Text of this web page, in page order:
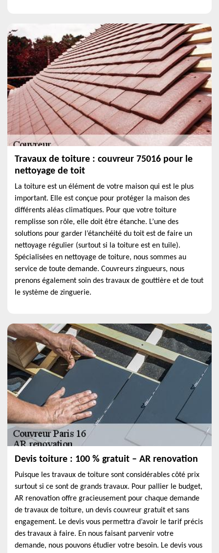
Travaux de toiture : couvreur 75016 pour le
nettoyage de toit
La toiture est un élément de votre maison qui est le plus
important. Elle est conçue pour protéger la maison des
différents aléas climatiques. Pour que votre toiture
remplisse son rôle, elle doit être étanche. L’une des
solutions pour garder l’étanchéité du toit est de faire un
nettoyage régulier (surtout si la toiture est en tuile).
Spécialisées en nettoyage de toiture, nous sommes au
service de toute demande. Couvreurs zingueurs, nous
prenons également soin des travaux de gouttière et de tout
le système de zinguerie.
Devis toiture : 100 % gratuit – AR renovation
Puisque les travaux de toiture sont considérables côté prix
surtout si ce sont de grands travaux. Pour pallier le budget,
AR renovation offre gracieusement pour chaque demande
de travaux de toiture, un devis couvreur gratuit et sans
engagement. Le devis vous permettra d’avoir le tarif précis
des travaux à faire. En nous faisant parvenir votre
demande, nous pouvons étudier votre besoin. Le devis vous